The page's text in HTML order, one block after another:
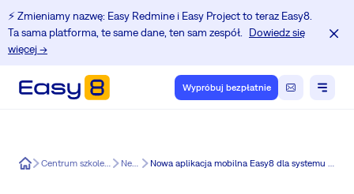
⚡️ Zmieniamy nazwę: Easy Redmine i Easy Project to teraz Easy8.
Ta sama platforma, te same dane, ten sam zespół.
Dowiedz się
więcej →
Wypróbuj bezpłatnie
Easy8 Centrum szkoleniowe dla użytkowników Redmine. News in Easy8 Nowa aplikacja mobilna Easy8 dla systemu Native jest już dostępna! Odkryj 3 najlepsze funkcje dla codziennych przypadków użycia.